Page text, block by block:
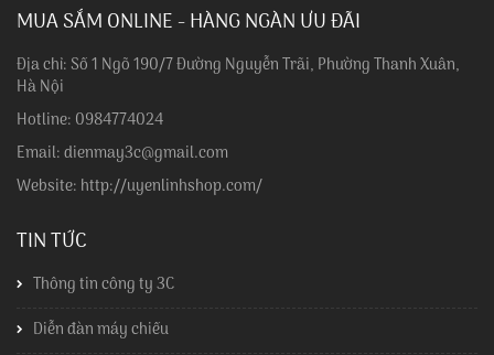
MUA SẮM ONLINE - HÀNG NGÀN ƯU ĐÃI
Địa chỉ: Số 1 Ngõ 190/7 Đường Nguyễn Trãi, Phường Thanh Xuân,
Hà Nội
Hotline: 0984774024
Email: dienmay3c@gmail.com
Website: http://uyenlinhshop.com/
TIN TỨC
Thông tin công ty 3C
Diễn đàn máy chiếu